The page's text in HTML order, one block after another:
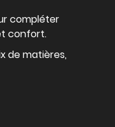
compléter
confort.
de matières,